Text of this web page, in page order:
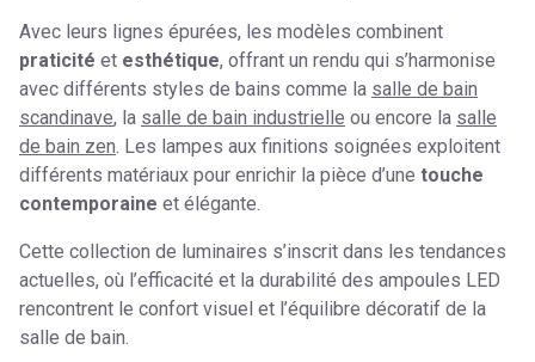
Avec leurs lignes épurées, les modèles combinent
praticité et esthétique, offrant un rendu qui s’harmonise
avec différents styles de bains comme la salle de bain
scandinave, la salle de bain industrielle ou encore la salle
de bain zen . Les lampes aux finitions soignées exploitent
différents matériaux pour enrichir la pièce d’une touche
contemporaine et élégante.
Cette collection de luminaires s’inscrit dans les tendances
actuelles, où l’efficacité et la durabilité des ampoules LED
rencontrent le confort visuel et l’équilibre décoratif de la
salle de bain.